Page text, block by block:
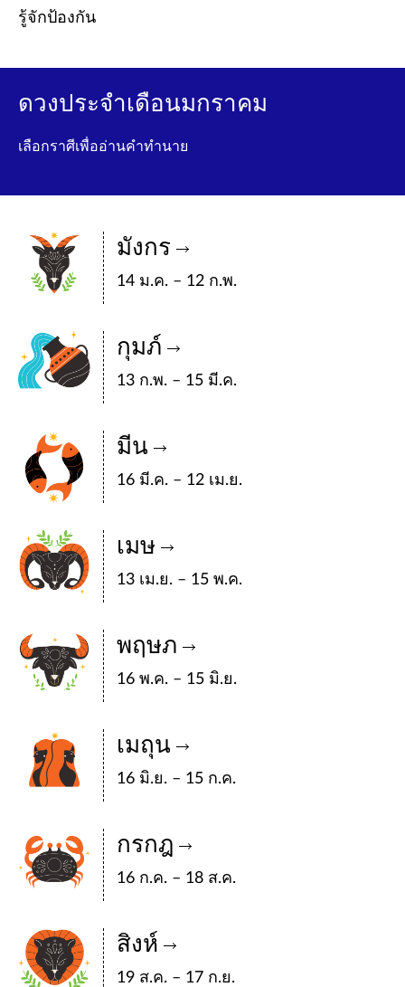
รู้จักป้องกัน
ดวงประจำเดือนมกราคม
เลือกราศีเพื่ออ่านคำทำนาย
มังกร
14 ม.ค. – 12 ก.พ.
กุมภ์
13 ก.พ. – 15 มี.ค.
มีน
16 มี.ค. – 12 เม.ย.
เมษ
13 เม.ย. – 15 พ.ค.
พฤษภ
16 พ.ค. – 15 มิ.ย.
เมถุน
16 มิ.ย. – 15 ก.ค.
กรกฎ
16 ก.ค. – 18 ส.ค.
สิงห์
19 ส.ค. – 17 ก.ย.